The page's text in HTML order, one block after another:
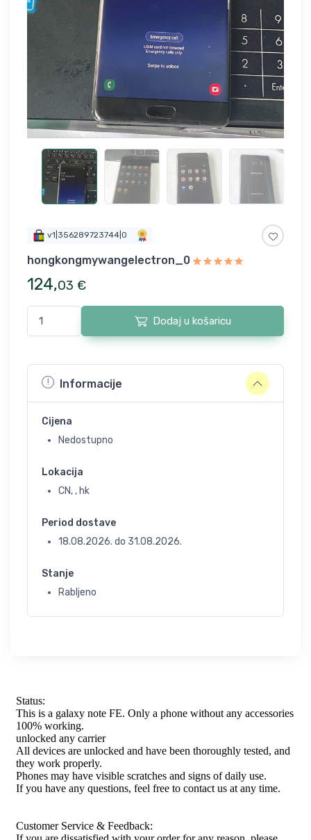
v1|356289723744|0
hongkongmywangelectron_0
124,03 €
Dodaj u košaricu
Informacije
Cijena
Nedostupno
Lokacija
CN, , hk
Period dostave
18.08.2026. do 31.08.2026.
Stanje
Rabljeno